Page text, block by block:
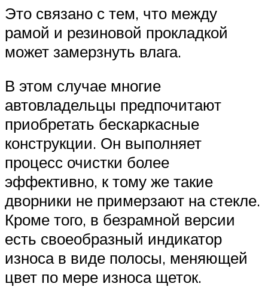
Это связано с тем, что между
рамой и резиновой прокладкой
может замерзнуть влага.
В этом случае многие
автовладельцы предпочитают
приобретать бескаркасные
конструкции. Он выполняет
процесс очистки более
эффективно, к тому же такие
дворники не примерзают на стекле.
Кроме того, в безрамной версии
есть своеобразный индикатор
износа в виде полосы, меняющей
цвет по мере износа щеток.